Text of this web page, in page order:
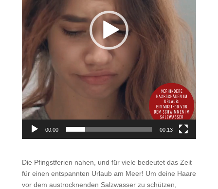
00:00 00:13
Die Pfingstferien nahen, und für viele bedeutet das Zeit
für einen entspannten Urlaub am Meer! Um deine Haare
vor dem austrocknenden Salzwasser zu schützen,